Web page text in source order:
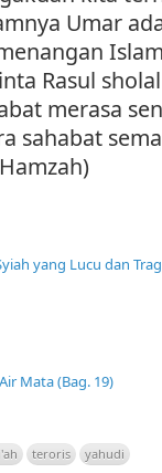
Umar
Rasul
merasa
sahabat
yang Lucu dan
Mata (Bag. 19)
teroris yahudi